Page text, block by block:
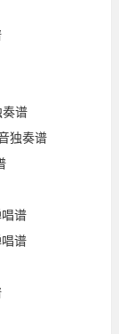
谱
独奏谱
谱
谱